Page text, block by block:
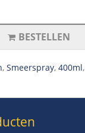
BESTELLEN
, Smeerspray, 400ml,